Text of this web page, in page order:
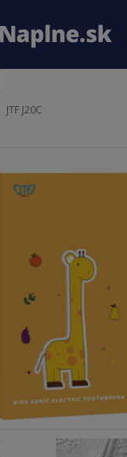
JTF J20C